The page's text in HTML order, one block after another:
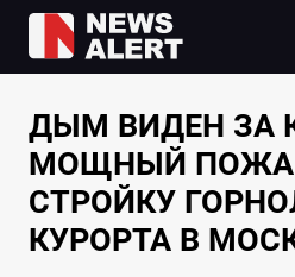
ДЫМ ВИДЕН ЗА
МОЩНЫЙ
СТРОЙКУ
КУРОРТА В